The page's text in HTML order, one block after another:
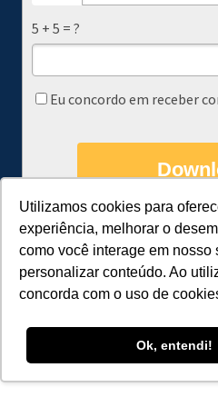
Utilizamos cookies para
experiência, melhorar o
como você interage em nosso
personalizar conteúdo. Ao
concorda com o uso de
Ok, entendi!
5 + 5 = ?
Eu concordo em receber
Prometemos não utilizar suas
qualquer tipo